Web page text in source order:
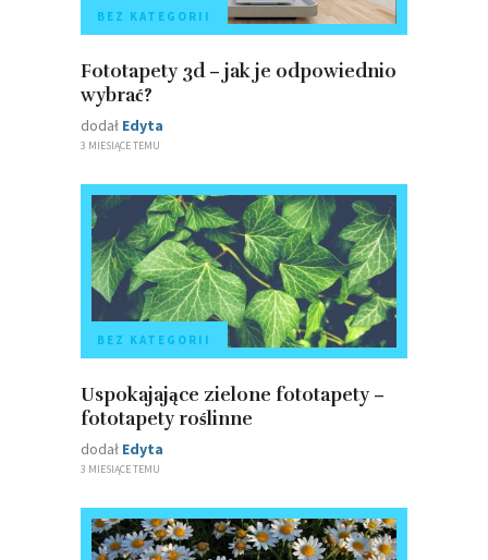
BEZ KATEGORII
Fototapety 3d – jak je odpowiednio
wybrać?
dodał Edyta
3 MIESIĄCE TEMU
BEZ KATEGORII
Uspokajające zielone fototapety –
fototapety roślinne
dodał Edyta
3 MIESIĄCE TEMU